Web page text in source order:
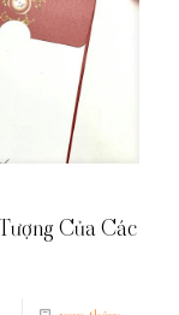
Của Các